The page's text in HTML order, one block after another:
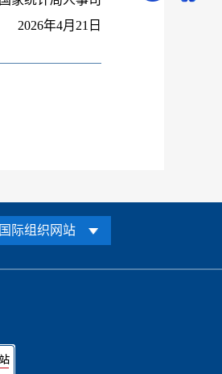
2026年4月 21 日
国际组织网站